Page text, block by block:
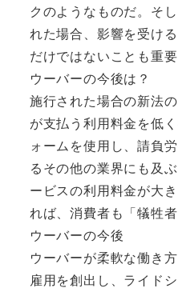
クのようなものだ。そ
れた場合、影響を受け
だけではないことも重要
ウーバーの今後は？
施行された場合の新法
が支払う利用料金を低
ォームを使用し、請負
るその他の業界にも及
ービスの利用料金が大
れば、消費者も「犠牲者
ウーバーの今後
ウーバーが柔軟な働き
雇用を創出し、ライド